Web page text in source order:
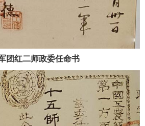
团红二师政委任命书